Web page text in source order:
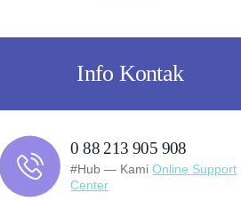
Info Kontak
0 88 213 905 908
#Hub — KamiOnline Support
Center